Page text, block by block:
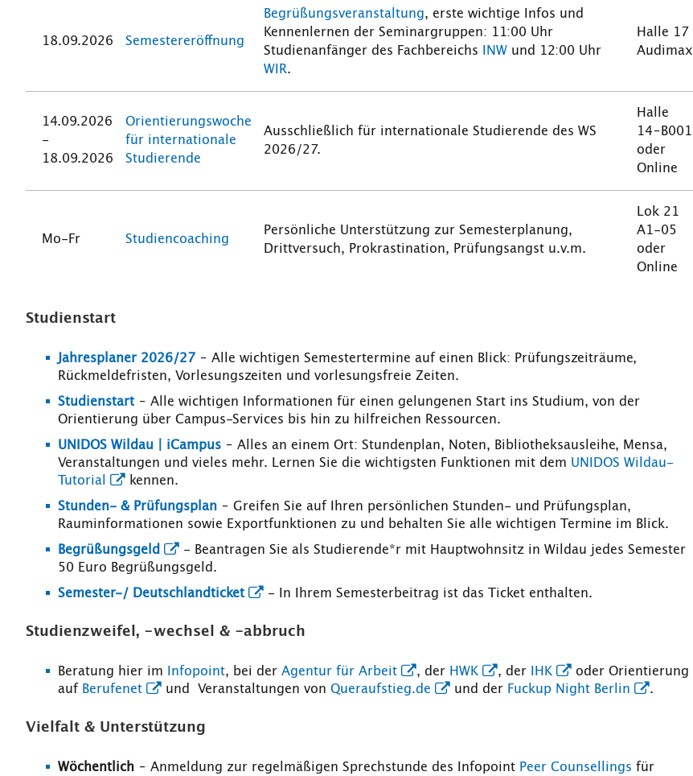
18.09.2026 Semestereröffnung
Begrüßungsveranstaltung, erste wichtige Infos und
Kennenlernen der Seminargruppen: 11:00 Uhr
Studienanfänger des Fachbereichs
INW und 12:00 Uhr
WIR.
Halle 17
Audimax
14.09.2026
-
18.09.2026
Orientierungswoche
für internationale
Studierende
Ausschließlich für internationale Studierende des WS
2026/27.
Halle
14–B001
oder
Online
Mo-Fr Studiencoaching
Persönliche Unterstützung zur Semesterplanung,
Drittversuch, Prokrastination, Prüfungsangst u.v.m.
Lok 21
A1-05
oder
Online
Studienstart
Jahresplaner 2026/27 – Alle wichtigen Semestertermine auf einen Blick: Prüfungszeiträume,
Rückmeldefristen, Vorlesungszeiten und vorlesungsfreie Zeiten.
Studienstart – Alle wichtigen Informationen für einen gelungenen Start ins Studium, von der
Orientierung über Campus-Services bis hin zu hilfreichen Ressourcen.
UNIDOS Wildau | iCampus – Alles an einem Ort: Stundenplan, Noten, Bibliotheksausleihe, Mensa,
Veranstaltungen und vieles mehr. Lernen Sie die wichtigsten Funktionen mit dem UNIDOS Wildau-
Tutorial
kennen.
Stunden- & Prüfungsplan – Greifen Sie auf Ihren persönlichen Stunden- und Prüfungsplan,
Rauminformationen sowie Exportfunktionen zu und behalten Sie alle wichtigen Termine im Blick.
Begrüßungsgeld
- Beantragen Sie als Studierende*r mit Hauptwohnsitz in Wildau jedes Semester
50 Euro Begrüßungsgeld.
Semester-/ Deutschlandticket
- In Ihrem Semesterbeitrag ist das Ticket enthalten.
Studienzweifel, -wechsel & -abbruch
Beratung hier im Infopoint, bei der Agentur für Arbeit , der HWK , der IHK
oder Orientierung
auf Berufenet und Veranstaltungen von Queraufstieg.de und der Fuckup Night Berlin .
Vielfalt & Unterstützung
Wöchentlich – Anmeldung zur regelmäßigen Sprechstunde des Infopoint Peer Counsellings für